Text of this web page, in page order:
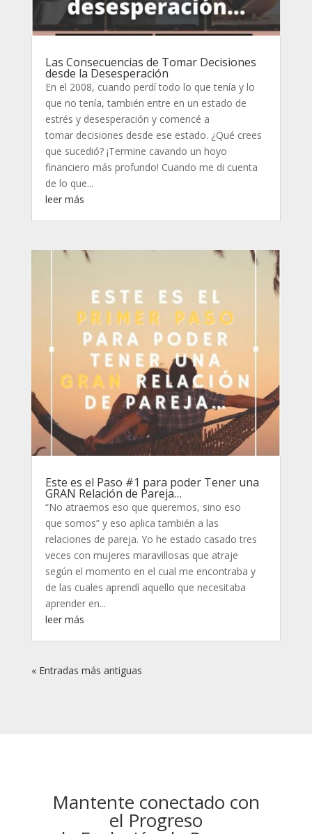
Las Consecuencias de Tomar Decisiones
desde la Desesperación
En el 2008, cuando perdí todo lo que tenía y lo
que no tenía, también entre en un estado de
estrés y desesperación y comencé a
tomar decisiones desde ese estado. ¿Qué crees
que sucedió? ¡Termine cavando un hoyo
financiero más profundo! Cuando me di cuenta
de lo que...
leer más
Este es el Paso #1 para poder Tener una
GRAN Relación de Pareja…
“No atraemos eso que queremos, sino eso
que somos” y eso aplica también a las
relaciones de pareja. Yo he estado casado tres
veces con mujeres maravillosas que atraje
según el momento en el cual me encontraba y
de las cuales aprendí aquello que necesitaba
aprender en...
leer más
« Entradas más antiguas
Mantente conectado con
el Progreso